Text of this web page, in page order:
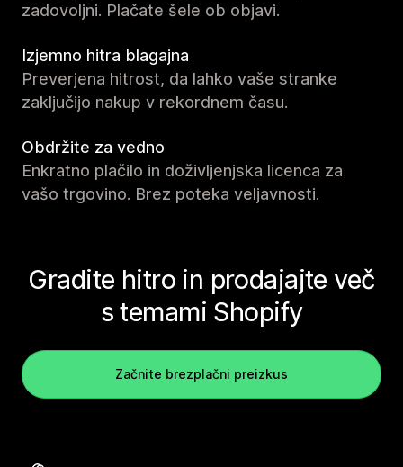
zadovoljni. Plačate šele ob objavi.
Izjemno hitra blagajna
Preverjena hitrost, da lahko vaše stranke
zaključijo nakup v rekordnem času.
Obdržite za vedno
Enkratno plačilo in doživljenjska licenca za
vašo trgovino. Brez poteka veljavnosti.
Gradite hitro in prodajajte več
s temami Shopify
Začnite brezplačni preizkus